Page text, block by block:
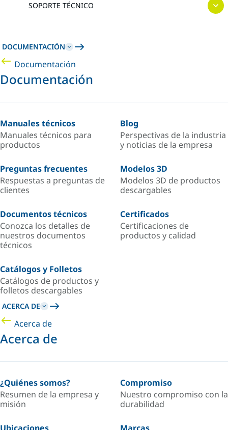
SOPORTE TÉCNICO
DOCUMENTACIÓN
Documentación
Documentación
Manuales técnicos
Manuales técnicos para
productos
Blog
Perspectivas de la industria
y noticias de la empresa
Preguntas frecuentes
Respuestas a preguntas de
clientes
Modelos 3D
Modelos 3D de productos
descargables
Documentos técnicos
Conozca los detalles de
nuestros documentos
técnicos
Certificados
Certificaciones de
productos y calidad
Catálogos y Folletos
Catálogos de productos y
folletos descargables
ACERCA DE
Acerca de
Acerca de
¿Quiénes somos?
Resumen de la empresa y
misión
Compromiso
Nuestro compromiso con la
durabilidad